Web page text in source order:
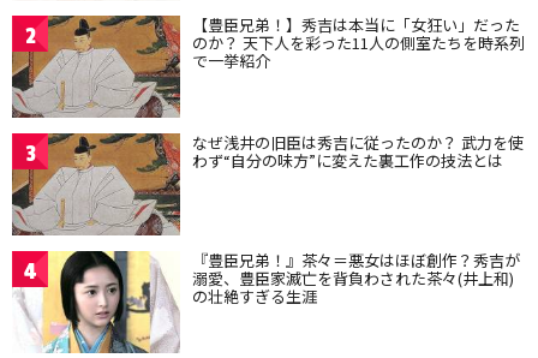
2 【豊臣兄弟！】秀吉は本当に「女狂い」だった
のか？ 天下人を彩った11人の側室たちを時系列
で一挙紹介
3 なぜ浅井の旧臣は秀吉に従ったのか？ 武力を使
わず“自分の味方”に変えた裏工作の技法とは
4 『豊臣兄弟！』茶々＝悪女はほぼ創作？秀吉が
溺愛、豊臣家滅亡を背負わされた茶々(井上和)
の壮絶すぎる生涯